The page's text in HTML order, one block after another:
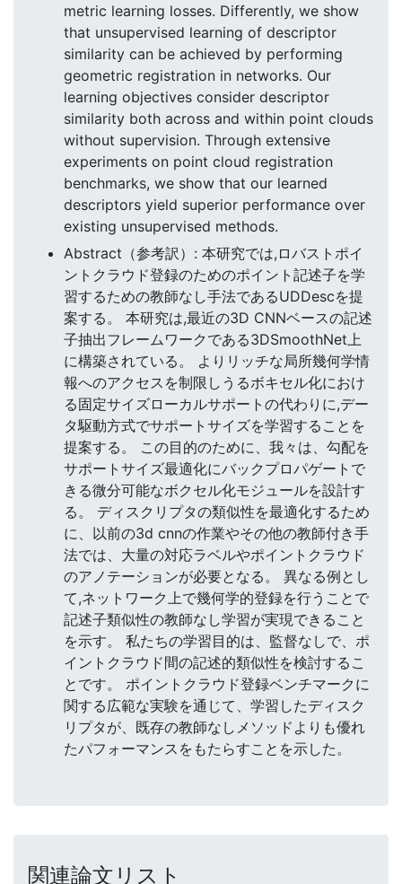
metric learning losses. Differently, we show
that unsupervised learning of descriptor
similarity can be achieved by performing
geometric registration in networks. Our
learning objectives consider descriptor
similarity both across and within point clouds
without supervision. Through extensive
experiments on point cloud registration
benchmarks, we show that our learned
descriptors yield superior performance over
existing unsupervised methods.
Abstract（参考訳）: 本研究では,ロバストポイ
ントクラウド登録のためのポイント記述子を学
習するための教師なし手法であるUDDescを提
案する。 本研究は,最近の3D CNNベースの記述
子抽出フレームワークである3DSmoothNet上
に構築されている。 よりリッチな局所幾何学情
報へのアクセスを制限しうるボキセル化におけ
る固定サイズローカルサポートの代わりに,デー
タ駆動方式でサポートサイズを学習することを
提案する。 この目的のために、我々は、勾配を
サポートサイズ最適化にバックプロパゲートで
きる微分可能なボクセル化モジュールを設計す
る。 ディスクリプタの類似性を最適化するため
に、以前の3d cnnの作業やその他の教師付き手
法では、大量の対応ラベルやポイントクラウド
のアノテーションが必要となる。 異なる例とし
て,ネットワーク上で幾何学的登録を行うことで
記述子類似性の教師なし学習が実現できること
を示す。 私たちの学習目的は、監督なしで、ポ
イントクラウド間の記述的類似性を検討するこ
とです。 ポイントクラウド登録ベンチマークに
関する広範な実験を通じて、学習したディスク
リプタが、既存の教師なしメソッドよりも優れ
たパフォーマンスをもたらすことを示した。
関連論文リスト